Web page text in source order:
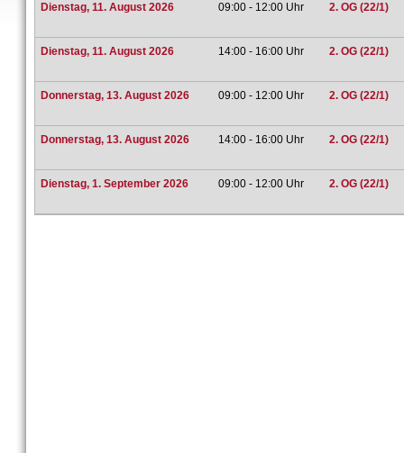
Dienstag, 11. August 2026 09:00 - 12:00 Uhr 2. OG (22/1)
Dienstag, 11. August 2026 14:00 - 16:00 Uhr 2. OG (22/1)
Donnerstag, 13. August 2026 09:00 - 12:00 Uhr 2. OG (22/1)
Donnerstag, 13. August 2026 14:00 - 16:00 Uhr 2. OG (22/1)
Dienstag, 1. September 2026 09:00 - 12:00 Uhr 2. OG (22/1)